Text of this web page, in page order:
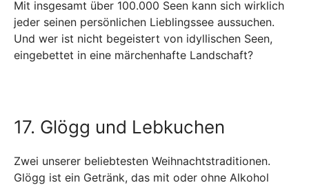
Mit insgesamt über 100.000 Seen kann sich wirklich
jeder seinen persönlichen Lieblingssee aussuchen.
Und wer ist nicht begeistert von idyllischen Seen,
eingebettet in eine märchenhafte Landschaft?
17. Glögg und Lebkuchen
Zwei unserer beliebtesten Weihnachtstraditionen.
Glögg ist ein Getränk, das mit oder ohne Alkohol